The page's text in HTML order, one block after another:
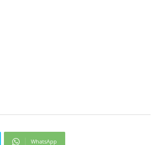
WhatsApp